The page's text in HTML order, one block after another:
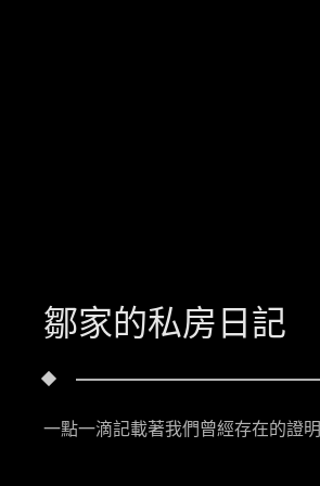
鄒家的私房日記
一點一滴記載著我們曾經存在的證明